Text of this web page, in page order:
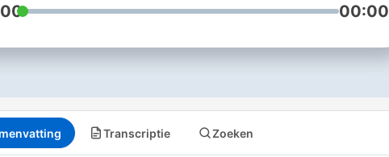
Danmark. Perfekt til:
københavnere og byens
00:00
Transcriptie Zoeken